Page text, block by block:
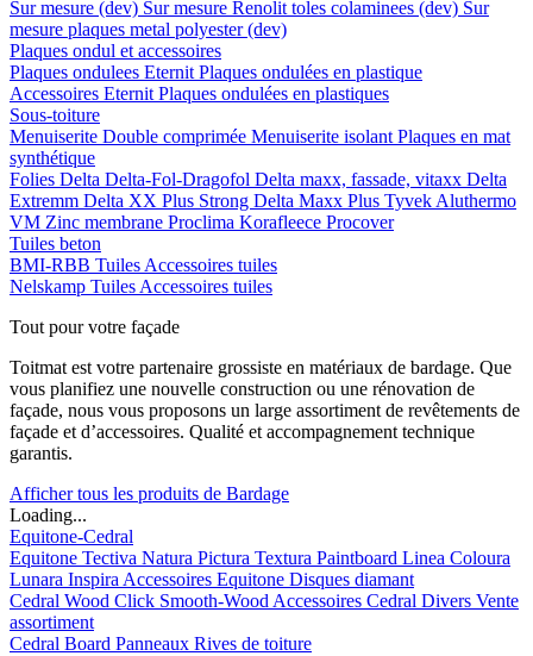
Sur mesure (dev) Sur mesure Renolit toles colaminees (dev) Sur
mesure plaques metal polyester (dev)
Plaques ondul et accessoires
Plaques ondulees Eternit Plaques ondulées en plastique
Accessoires Eternit Plaques ondulées en plastiques
Sous-toiture
Menuiserite Double comprimée Menuiserite isolant Plaques en mat
synthétique
Folies Delta Delta-Fol-Dragofol Delta maxx, fassade, vitaxx Delta
Extremm Delta XX Plus Strong Delta Maxx Plus Tyvek Aluthermo
VM Zinc membrane Proclima Korafleece Procover
Tuiles beton
BMI-RBB Tuiles Accessoires tuiles
Nelskamp Tuiles Accessoires tuiles
Tout pour votre façade
Toitmat est votre partenaire grossiste en matériaux de bardage. Que
vous planifiez une nouvelle construction ou une rénovation de
façade, nous vous proposons un large assortiment de revêtements de
façade et d’accessoires. Qualité et accompagnement technique
garantis.
Afficher tous les produits de Bardage
Loading...
Equitone-Cedral
Equitone Tectiva Natura Pictura Textura Paintboard Linea Coloura
Lunara Inspira Accessoires Equitone Disques diamant
Cedral Wood Click Smooth-Wood Accessoires Cedral Divers Vente
assortiment
Cedral Board Panneaux Rives de toiture